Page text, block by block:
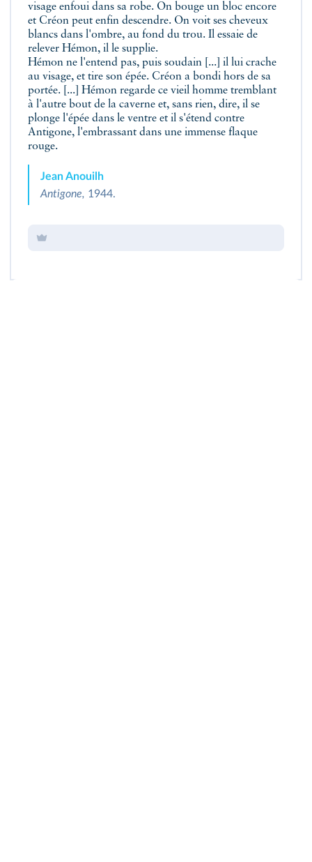
visage enfoui dans sa robe. On bouge un bloc encore
et Créon peut enfin descendre. On voit ses cheveux
blancs dans l'ombre, au fond du trou. Il essaie de
relever Hémon, il le supplie.
Hémon ne l'entend pas, puis soudain [...] il lui crache
au visage, et tire son épée. Créon a bondi hors de sa
portée. [...] Hémon regarde ce vieil homme tremblant
à l'autre bout de la caverne et, sans rien, dire, il se
plonge l'épée dans le ventre et il s'étend contre
Antigone, l'embrassant dans une immense flaque
rouge.
Jean Anouilh
Antigone, 1944.